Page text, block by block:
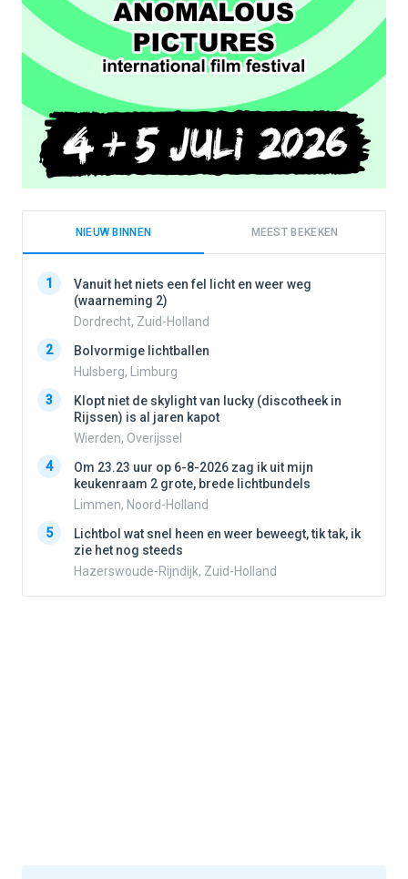
NIEUW BINNEN MEEST BEKEKEN
1
Vanuit het niets een fel licht en weer weg
(waarneming 2)
Dordrecht, Zuid-Holland
2
Bolvormige lichtballen
Hulsberg, Limburg
3
Klopt niet de skylight van lucky (discotheek in
Rijssen) is al jaren kapot
Wierden, Overijssel
4
Om 23.23 uur op 6-8-2026 zag ik uit mijn
keukenraam 2 grote, brede lichtbundels
Limmen, Noord-Holland
5
Lichtbol wat snel heen en weer beweegt, tik tak, ik
zie het nog steeds
Hazerswoude-Rijndijk, Zuid-Holland